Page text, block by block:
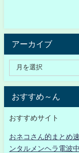
アーカイブ
おすすめ～ん
おすすめサイト
おネコさん的まとめ
ンタルメンヘラ電波